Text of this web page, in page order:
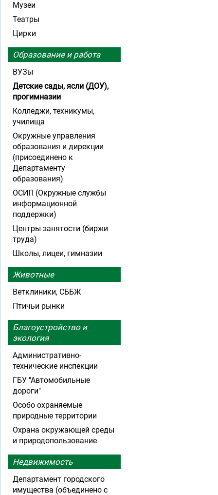
Музеи
Театры
Цирки
Образование и работа
ВУЗы
Детские сады, ясли (ДОУ),
прогимназии
Колледжи, техникумы,
училища
Окружные управления
образования и дирекции
(присоединено к
Департаменту
образования)
ОСИП (Окружные службы
информационной
поддержки)
Центры занятости (биржи
труда)
Школы, лицеи, гимназии
Животные
Ветклиники, СББЖ
Птичьи рынки
Благоустройство и
экология
Административно-
технические инспекции
ГБУ "Автомобильные
дороги"
Особо охраняемые
природные территории
Охрана окружающей среды
и природопользование
Недвижимость
Департамент городского
имущества (объединено с